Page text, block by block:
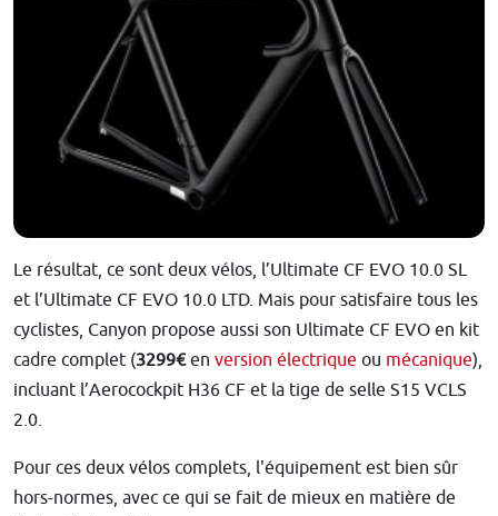
Le résultat, ce sont deux vélos, l’Ultimate CF EVO 10.0 SL
et l’Ultimate CF EVO 10.0 LTD. Mais pour satisfaire tous les
cyclistes, Canyon propose aussi son Ultimate CF EVO en kit
cadre complet (3299€en version électrique ou mécanique),
incluant l’Aerocockpit H36 CF et la tige de selle S15 VCLS
2.0.
Pour ces deux vélos complets, l'équipement est bien sûr
hors-normes, avec ce qui se fait de mieux en matière de